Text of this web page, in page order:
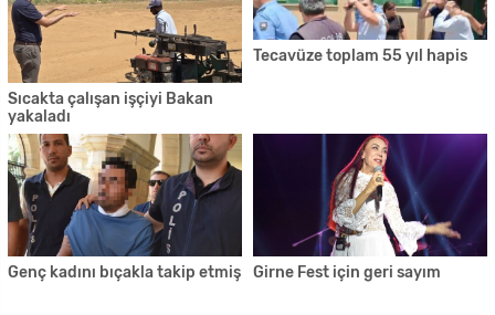
Sıcakta çalışan işçiyi Bakan
yakaladı
Tecavüze toplam 55 yıl hapis
Genç kadını bıçakla takip etmiş Girne Fest için geri sayım